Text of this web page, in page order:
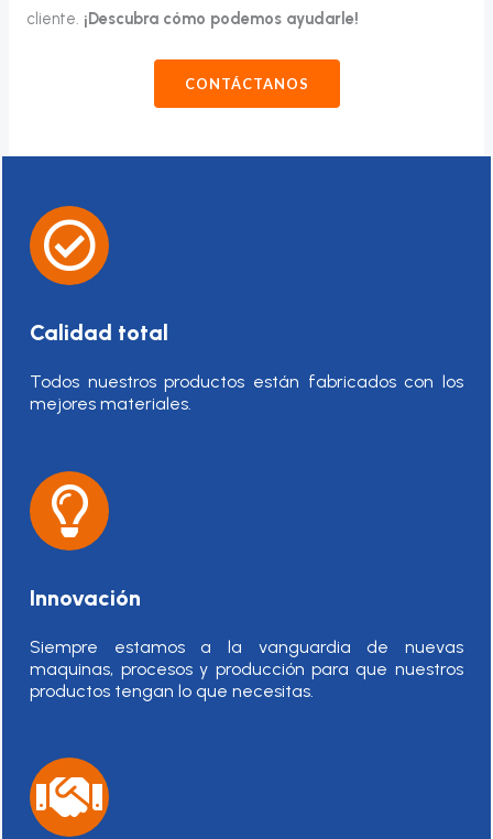
cliente. ¡Descubra cómo podemos ayudarle!
CONTÁCTANOS
Calidad total
Todos nuestros productos están fabricados con los
mejores materiales.
Innovación
Siempre estamos a la vanguardia de nuevas
maquinas, procesos y producción para que nuestros
productos tengan lo que necesitas.